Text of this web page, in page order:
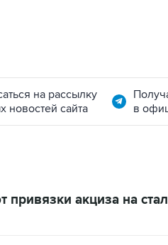
на рассылку
новостей сайта
в
акциза на